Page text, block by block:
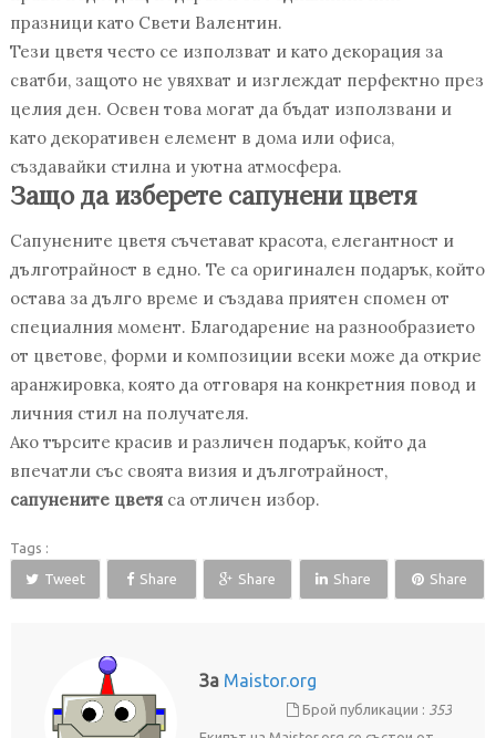
празници като Свети Валентин.
Тези цветя често се използват и като декорация за
сватби, защото не увяхват и изглеждат перфектно през
целия ден. Освен това могат да бъдат използвани и
като декоративен елемент в дома или офиса,
създавайки стилна и уютна атмосфера.
Защо да изберете сапунени цветя
Сапунените цветя съчетават красота, елегантност и
дълготрайност в едно. Те са оригинален подарък, който
остава за дълго време и създава приятен спомен от
специалния момент. Благодарение на разнообразието
от цветове, форми и композиции всеки може да открие
аранжировка, която да отговаря на конкретния повод и
личния стил на получателя.
Ако търсите красив и различен подарък, който да
впечатли със своята визия и дълготрайност,
сапунените цветяса отличен избор.
Tags :
Tweet
Share Share Share Share
За Maistor.org
Брой публикации : 353